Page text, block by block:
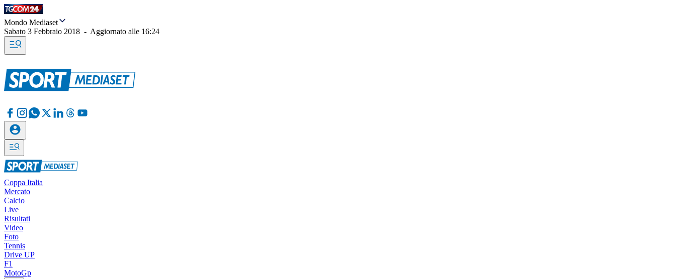
Mondo Mediaset
Sabato 3 Febbraio 2018 - Aggiornato alle 16:24
Coppa Italia
Mercato
Calcio
Live
Risultati
Video
Foto
Tennis
Drive UP
F1
MotoGp